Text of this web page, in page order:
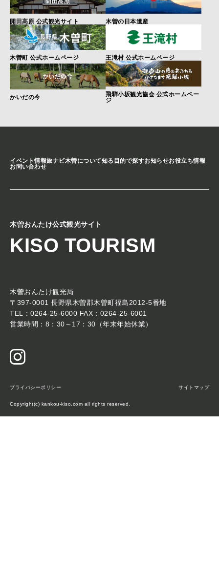
開田高原 公式観光サイト 木曽の日本遺産
木曽町 公式ホームページ 王滝村 公式ホームページ
かいだの今
飛騨小坂観光協会 公式ホームペー
ジ
イベント情報旅ナビ木曽について知る 目的で探すお知らせお役立ち情報
お問い合わせ
木曽おんたけ公式観光サイト
KISO TOURISM
木曽おんたけ観光局
〒397-0001 長野県木曽郡木曽町福島2012-5番地
TEL：0264-25-6000 FAX：0264-25-6001
営業時間：8：30～17：30（年末年始休業）
プライバシーポリシー サイトマップ
Copyright(c) kankou-kiso.com all rights reserved.